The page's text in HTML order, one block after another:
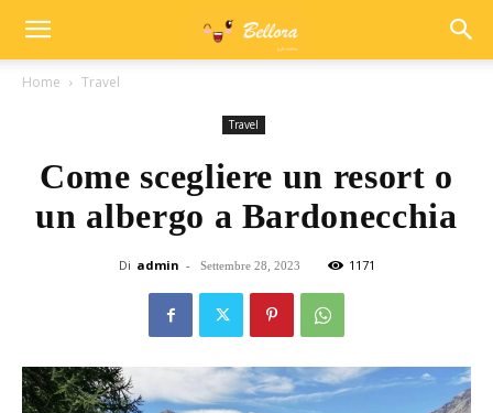
Home Travel
Travel
Come scegliere un resort o
un albergo a Bardonecchia
Di admin - Settembre 28, 2023 1171